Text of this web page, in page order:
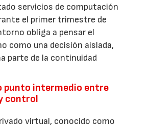
servicios de computación
el primer trimestre de
obliga a pensar el
como una decisión aislada,
parte de la continuidad
punto intermedio entre
control
virtual, conocido como